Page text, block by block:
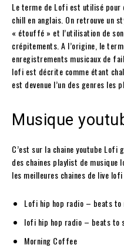
Le terme de Lofi est utilisé pour
chill en anglais. On retrouve un
« étouffé » et l’utilisation de
crépitements. A l’origine, le
enregistrements musicaux de
lofi est décrite comme étant
est devenue l’un des genres les
Musique
C’est sur la chaine youtube
des chaines playlist de
les meilleures chaines de live
Lofi hip hop radio – beats
lofi hip hop radio – beats to
Morning Coffee